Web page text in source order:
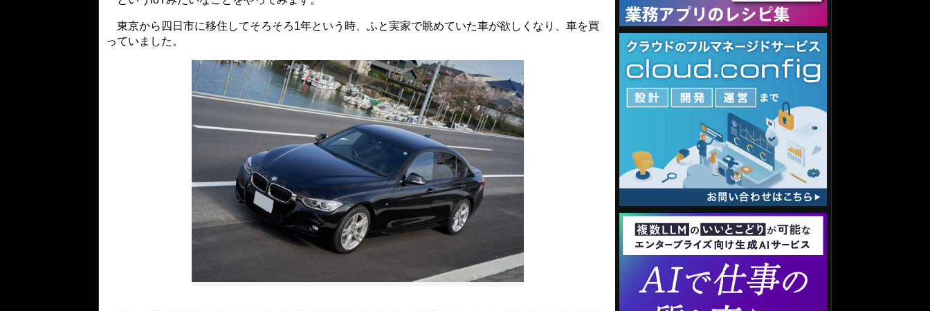
東京から四日市に移住してそろそろ1年という時、ふと実家で眺めていた車が欲しくなり、車を買
っていました。